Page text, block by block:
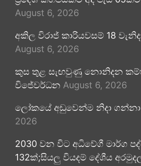
August 6, 2026
අකිල විරාජ් කාරියවසම් 18
August 6, 2026
කුස තුළ සැඟවුණු නොනිදන
විජේවර්ධන August 6, 2026
ලෝකයේ අඩුවෙන්ම නිදා ගන්නා
2026
2030 වන විට අධිවේගී මාර්ග
132ක්;සියලු වියදම් දේශීය